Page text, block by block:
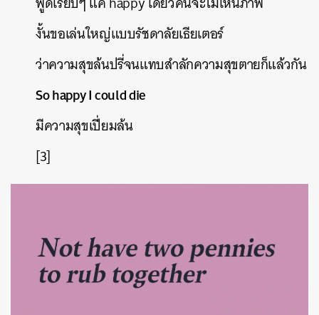
งั้นขอเล่นใหญ่แบบรัชดาลัยเธียเตอร์
ว่าความสุขล้นปรี่จนแทบสำลักความสุขตายก็แล้วกัน
So happy I could die
มีความสุขเปี่ยมล้น
[3]